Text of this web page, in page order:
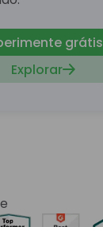
grátis
Explorar